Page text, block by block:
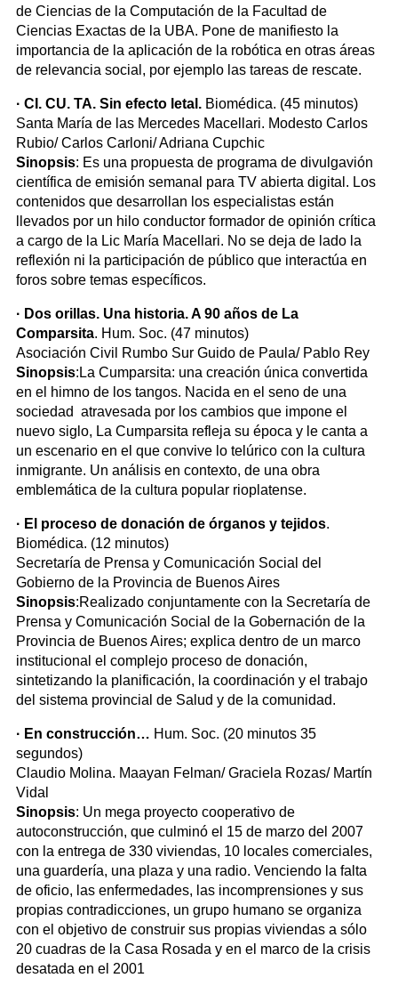
de Ciencias de la Computación de la Facultad de
Ciencias Exactas de la UBA. Pone de manifiesto la
importancia de la aplicación de la robótica en otras áreas
de relevancia social, por ejemplo las tareas de rescate.
· CI. CU. TA. Sin efecto letal. Biomédica. (45 minutos)
Santa María de las Mercedes Macellari. Modesto Carlos
Rubio/ Carlos Carloni/ Adriana Cupchic
Sinopsis: Es una propuesta de programa de divulgavión
científica de emisión semanal para TV abierta digital. Los
contenidos que desarrollan los especialistas están
llevados por un hilo conductor formador de opinión crítica
a cargo de la Lic María Macellari. No se deja de lado la
reflexión ni la participación de público que interactúa en
foros sobre temas específicos.
· Dos orillas. Una historia. A 90 años de La
Comparsita. Hum. Soc. (47 minutos)
Asociación Civil Rumbo Sur Guido de Paula/ Pablo Rey
Sinopsis:La Cumparsita: una creación única convertida
en el himno de los tangos. Nacida en el seno de una
sociedad atravesada por los cambios que impone el
nuevo siglo, La Cumparsita refleja su época y le canta a
un escenario en el que convive lo telúrico con la cultura
inmigrante. Un análisis en contexto, de una obra
emblemática de la cultura popular rioplatense.
· El proceso de donación de órganos y tejidos.
Biomédica. (12 minutos)
Secretaría de Prensa y Comunicación Social del
Gobierno de la Provincia de Buenos Aires
Sinopsis:Realizado conjuntamente con la Secretaría de
Prensa y Comunicación Social de la Gobernación de la
Provincia de Buenos Aires; explica dentro de un marco
institucional el complejo proceso de donación,
sintetizando la planificación, la coordinación y el trabajo
del sistema provincial de Salud y de la comunidad.
· En construcción… Hum. Soc. (20 minutos 35
segundos)
Claudio Molina. Maayan Felman/ Graciela Rozas/ Martín
Vidal
Sinopsis: Un mega proyecto cooperativo de
autoconstrucción, que culminó el 15 de marzo del 2007
con la entrega de 330 viviendas, 10 locales comerciales,
una guardería, una plaza y una radio. Venciendo la falta
de oficio, las enfermedades, las incomprensiones y sus
propias contradicciones, un grupo humano se organiza
con el objetivo de construir sus propias viviendas a sólo
20 cuadras de la Casa Rosada y en el marco de la crisis
desatada en el 2001